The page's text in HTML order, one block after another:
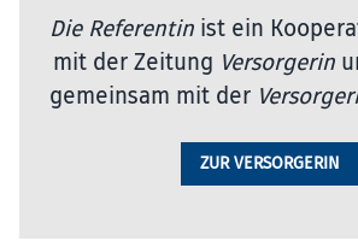
Die Referentin ist ein
mit der Zeitung Versorgerin
gemeinsam mit der
ZUR VERSORGERIN